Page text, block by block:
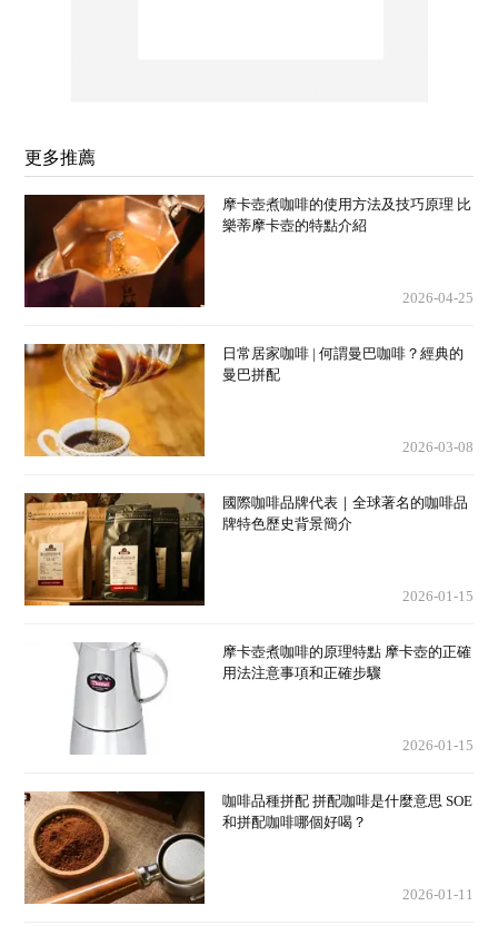
更多推薦
摩卡壺煮咖啡的使用方法及技巧原理 比
樂蒂摩卡壺的特點介紹
2026-04-25
日常居家咖啡 | 何謂曼巴咖啡？經典的
曼巴拼配
2026-03-08
國際咖啡品牌代表｜全球著名的咖啡品
牌特色歷史背景簡介
2026-01-15
摩卡壺煮咖啡的原理特點 摩卡壺的正確
用法注意事項和正確步驟
2026-01-15
咖啡品種拼配 拼配咖啡是什麼意思 SOE
和拼配咖啡哪個好喝？
2026-01-11